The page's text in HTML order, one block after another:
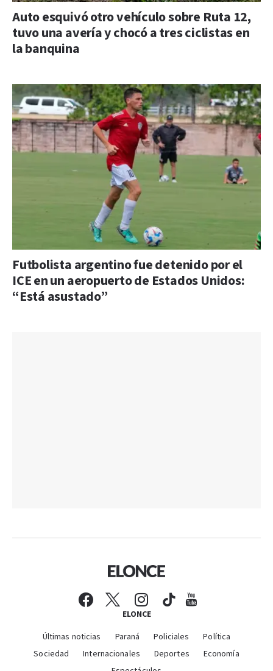
Auto esquivó otro vehículo sobre Ruta 12,
tuvo una avería y chocó a tres ciclistas en
la banquina
Futbolista argentino fue detenido por el
ICE en un aeropuerto de Estados Unidos:
“Está asustado”
ELONCE
Últimas noticias Paraná Policiales
Política
Sociedad
Internacionales Deportes
Economía